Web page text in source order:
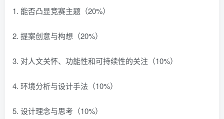
1. 能否凸显竞赛主题（20%）
2. 提案创意与构想（20%）
3. 对人文关怀、功能性和可持续性的关注（10%）
4. 环境分析与设计手法（10%）
5. 设计理念与思考（10%）